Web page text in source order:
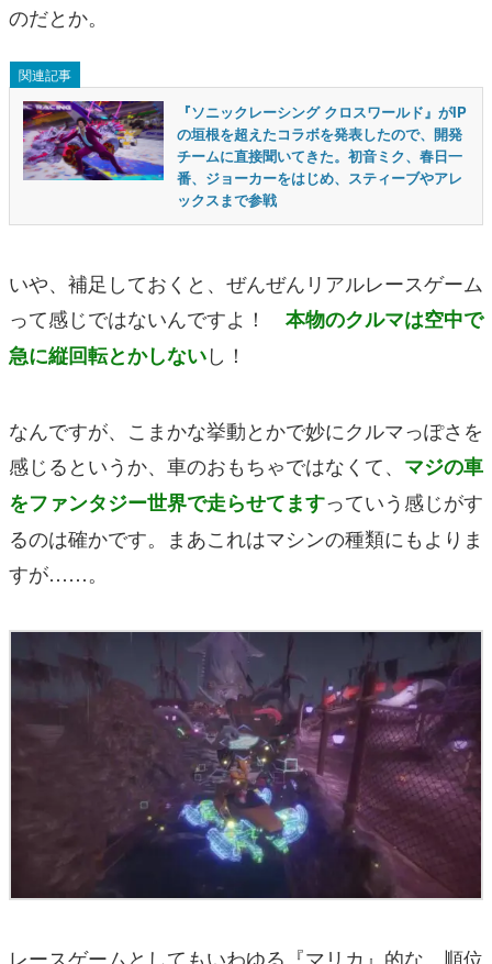
のだとか。
関連記事
『ソニックレーシング クロスワールド』がIP
の垣根を超えたコラボを発表したので、開発
チームに直接聞いてきた。初音ミク、春日一
番、ジョーカーをはじめ、スティーブやアレ
ックスまで参戦
いや、補足しておくと、ぜんぜんリアルレースゲーム
って感じではないんですよ！ 本物のクルマは空中で
急に縦回転とかしないし！
なんですが、こまかな挙動とかで妙にクルマっぽさを
感じるというか、車のおもちゃではなくて、 マジの車
をファンタジー世界で走らせてますっていう感じがす
るのは確かです。まあこれはマシンの種類にもよりま
すが……。
レースゲームとしてもいわゆる『マリカ』的な、順位